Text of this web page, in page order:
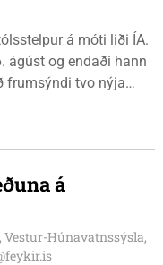
á móti liði ÍA.
ágúst og endaði hann
frumsýndi tvo nýja
á
Húnavatnssýsla,